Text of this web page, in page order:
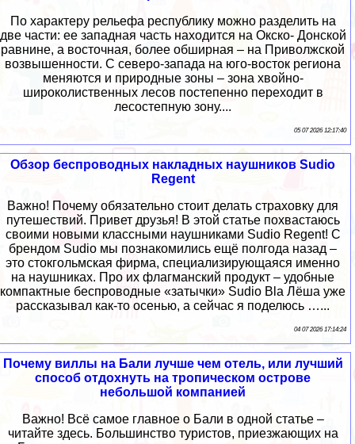
По характеру рельефа республику можно разделить на
две части: ее западная часть находится на Окско- Донской
равнине, а восточная, более обширная – на Приволжской
возвышенности. С северо-запада на юго-восток региона
меняются и природные зоны – зона хвойно-
широколиственных лесов постепенно переходит в
лесостепную зону....
05 07 2026 12:17:40
Обзор беспроводных накладных наушников Sudio
Regent
Важно! Почему обязательно стоит делать страховку для
путешествий. Привет друзья! В этой статье похвастаюсь
своими новыми классными наушниками Sudio Regent! С
брендом Sudio мы познакомились ещё полгода назад –
это стокгольмская фирма, специализирующаяся именно
на наушниках. Про их флагманский продукт – удобные
компактные беспроводные «затычки» Sudio Bla Лёша уже
рассказывал как-то осенью, а сейчас я поделюсь …...
04 07 2026 17:14:24
Почему виллы на Бали лучше чем отель, или лучший
способ отдохнуть на тропическом острове
небольшой компанией
Важно! Всё самое главное о Бали в одной статье –
читайте здесь. Большинство туристов, приезжающих на